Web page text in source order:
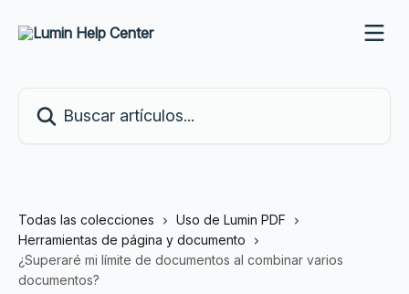
Todas las colecciones
Uso de Lumin PDF
Herramientas de página y documento
¿Superaré mi límite de documentos al combinar varios
documentos?